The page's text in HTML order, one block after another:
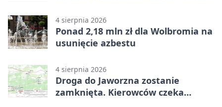
4 sierpnia 2026
Ponad 2,18 mln zł dla Wolbromia na
usunięcie azbestu
4 sierpnia 2026
Droga do Jaworzna zostanie
zamknięta. Kierowców czeka